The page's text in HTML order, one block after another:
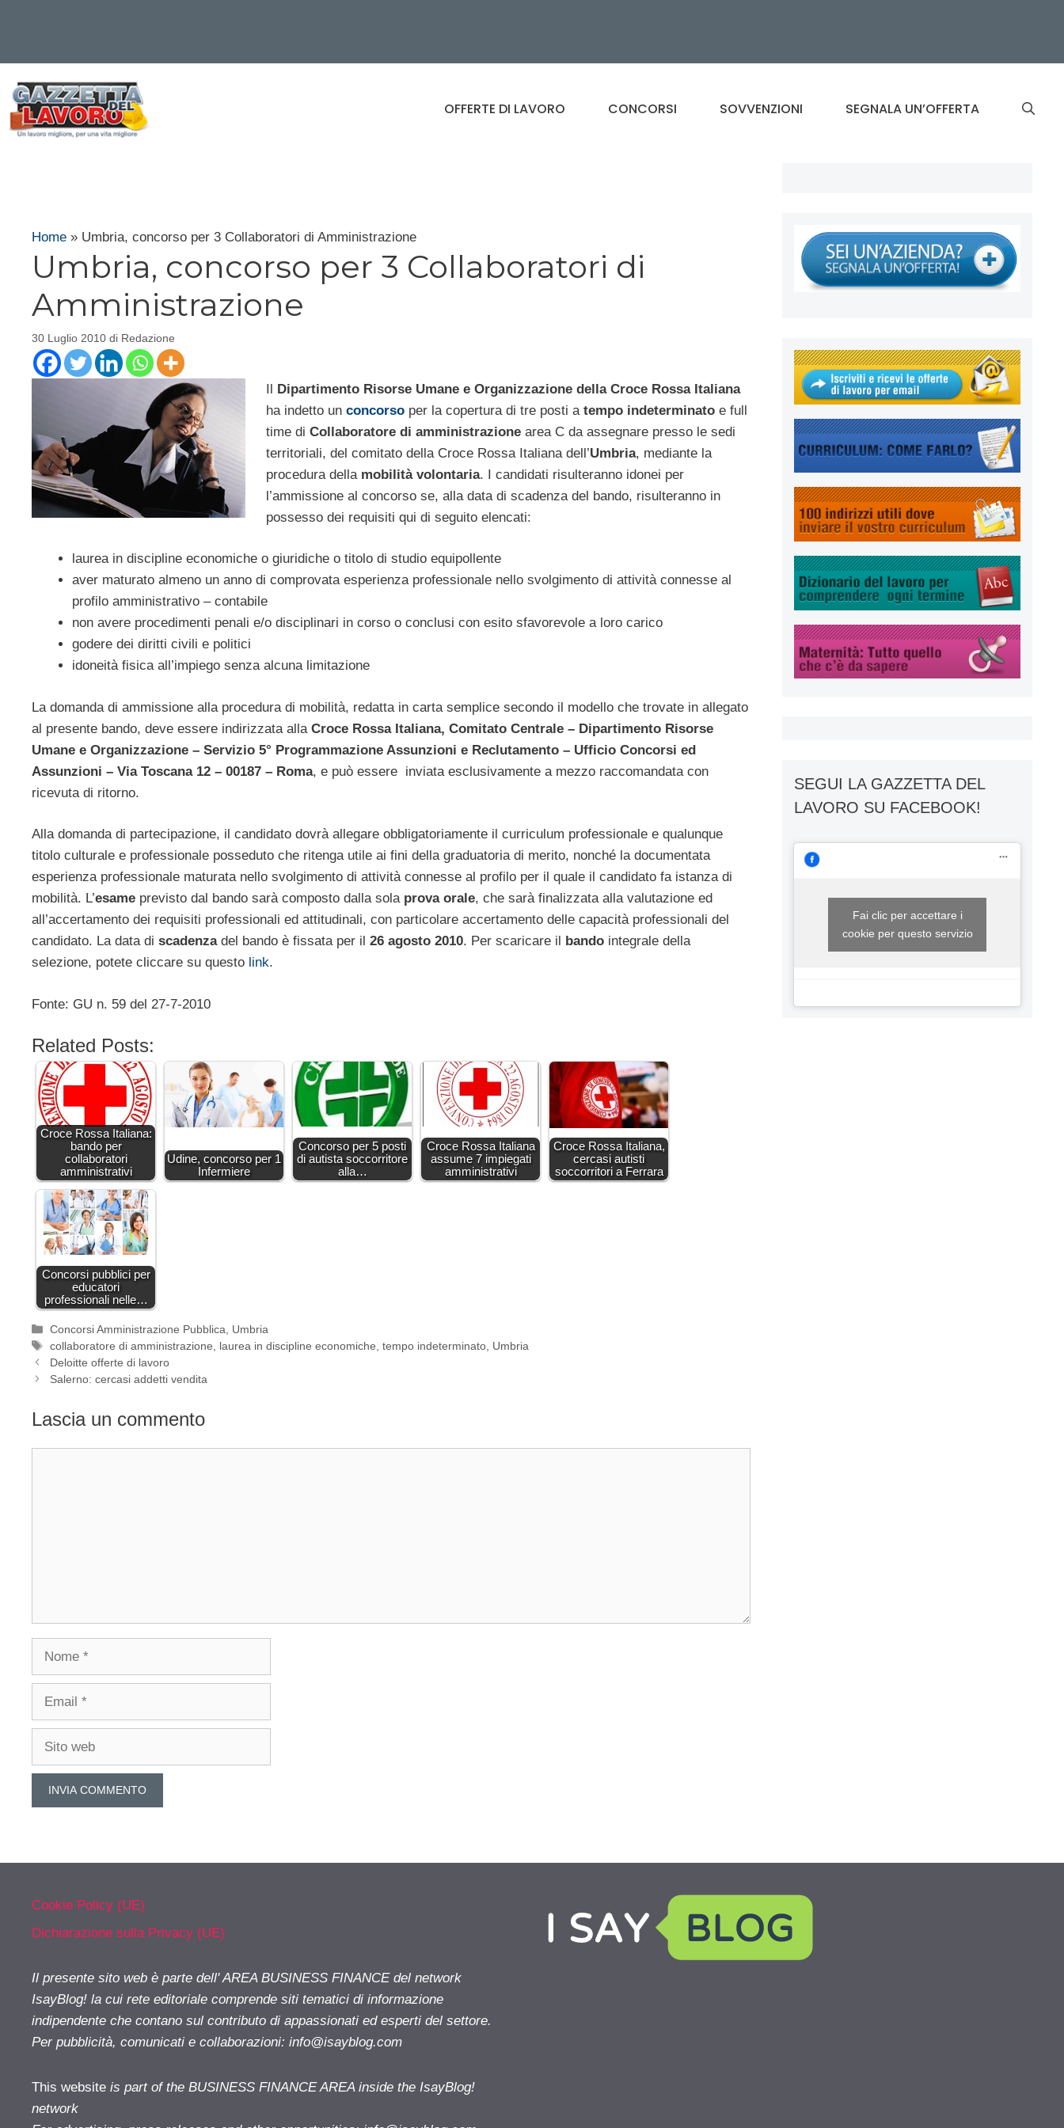
contenuto
OFFERTE DI LAVORO CONCORSI SOVVENZIONI SEGNALA UN’OFFERTA
Home » Umbria, concorso per 3 Collaboratori di Amministrazione
Umbria, concorso per 3 Collaboratori di
Amministrazione
30 Luglio 2010 di Redazione
Il Dipartimento Risorse Umane e Organizzazione della Croce Rossa Italiana
ha indetto un concorsoper la copertura di tre posti a tempo indeterminatoe full
time di Collaboratore di amministrazionearea C da assegnare presso le sedi
territoriali, del comitato della Croce Rossa Italiana dell’Umbria, mediante la
procedura dellamobilità volontaria. I candidati risulteranno idonei per
l’ammissione al concorso se, alla data di scadenza del bando, risulteranno in
possesso dei requisiti qui di seguito elencati:
laurea in discipline economiche o giuridiche o titolo di studio equipollente
aver maturato almeno un anno di comprovata esperienza professionale nello svolgimento di attività connesse al
profilo amministrativo – contabile
non avere procedimenti penali e/o disciplinari in corso o conclusi con esito sfavorevole a loro carico
godere dei diritti civili e politici
idoneità fisica all’impiego senza alcuna limitazione
La domanda di ammissione alla procedura di mobilità, redatta in carta semplice secondo il modello che trovate in allegato
al presente bando, deve essere indirizzata alla Croce Rossa Italiana, Comitato Centrale – Dipartimento Risorse
Umane e Organizzazione – Servizio 5° Programmazione Assunzioni e Reclutamento – Ufficio Concorsi ed
Assunzioni – Via Toscana 12 – 00187 – Roma, e può essere inviata esclusivamente a mezzo raccomandata con
ricevuta di ritorno.
Alla domanda di partecipazione, il candidato dovrà allegare obbligatoriamente il curriculum professionale e qualunque
titolo culturale e professionale posseduto che ritenga utile ai fini della graduatoria di merito, nonché la documentata
esperienza professionale maturata nello svolgimento di attività connesse al profilo per il quale il candidato fa istanza di
mobilità. L’esame previsto dal bando sarà composto dalla sola prova orale, che sarà finalizzata alla valutazione ed
all’accertamento dei requisiti professionali ed attitudinali, con particolare accertamento delle capacità professionali del
candidato. La data di scadenzadel bando è fissata per il 26 agosto 2010. Per scaricare il bando integrale della
selezione, potete cliccare su questo link.
Fonte: GU n. 59 del 27-7-2010
Related Posts:
Croce Rossa Italiana:
bando per
collaboratori
amministrativi
Udine, concorso per 1
Infermiere
Concorso per 5 posti
di autista soccorritore
alla…
Croce Rossa Italiana
assume 7 impiegati
amministrativi
Croce Rossa Italiana,
cercasi autisti
soccorritori a Ferrara
Concorsi pubblici per
educatori
professionali nelle…
Categorie
Concorsi Amministrazione Pubblica
Umbria
Tag
collaboratore di amministrazione laurea in discipline economiche ,tempo indeterminato Umbria
Deloitte offerte di lavoro
Salerno: cercasi addetti vendita
Lascia un commento
SEGUI LA GAZZETTA DEL
LAVORO SU FACEBOOK!
Fai clic per accettare i
cookie per questo servizio
Cookie Policy (UE)
Dichiarazione sulla Privacy (UE)
Il presente sito web è parte dell' AREA BUSINESS FINANCE del network
IsayBlog! la cui rete editoriale comprende siti tematici di informazione
indipendente che contano sul contributo di appassionati ed esperti del settore.
Per pubblicità, comunicati e collaborazioni: info@isayblog.com
This website is part of the BUSINESS FINANCE AREA inside the IsayBlog!
network